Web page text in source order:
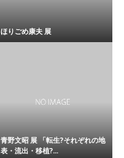
ほりごめ康夫 展
青野文昭 展 「転生?それぞれの地
表・流出・移植?...